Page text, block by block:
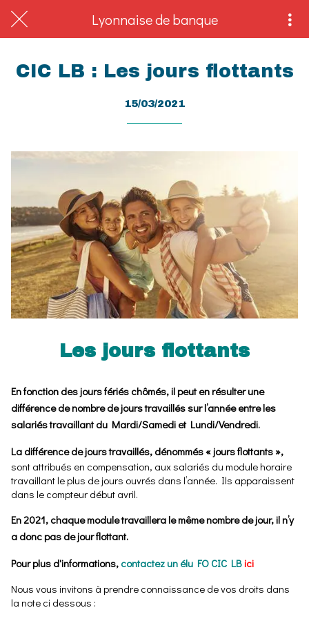
Lyonnaise de banque
CIC LB : Les jours flottants
15/03/2021
Les jours flottants
En fonction des jours fériés chômés, il peut en résulter une
différence de nombre de jours travaillés sur l’année entre les
salariés travaillant du Mardi/Samedi et Lundi/Vendredi.
La différence de jours travaillés, dénommés « jours flottants »,
sont attribués en compensation, aux salariés du module horaire
travaillant le plus de jours ouvrés dans l’année. Ils apparaissent
dans le compteur début avril.
En 2021, chaque module travaillera le même nombre de jour, il n’y
a donc pas de jour flottant.
Pour plus d'informations, contactez un élu FO CIC LBici
Nous vous invitons à prendre connaissance de vos droits dans
la note ci dessous :